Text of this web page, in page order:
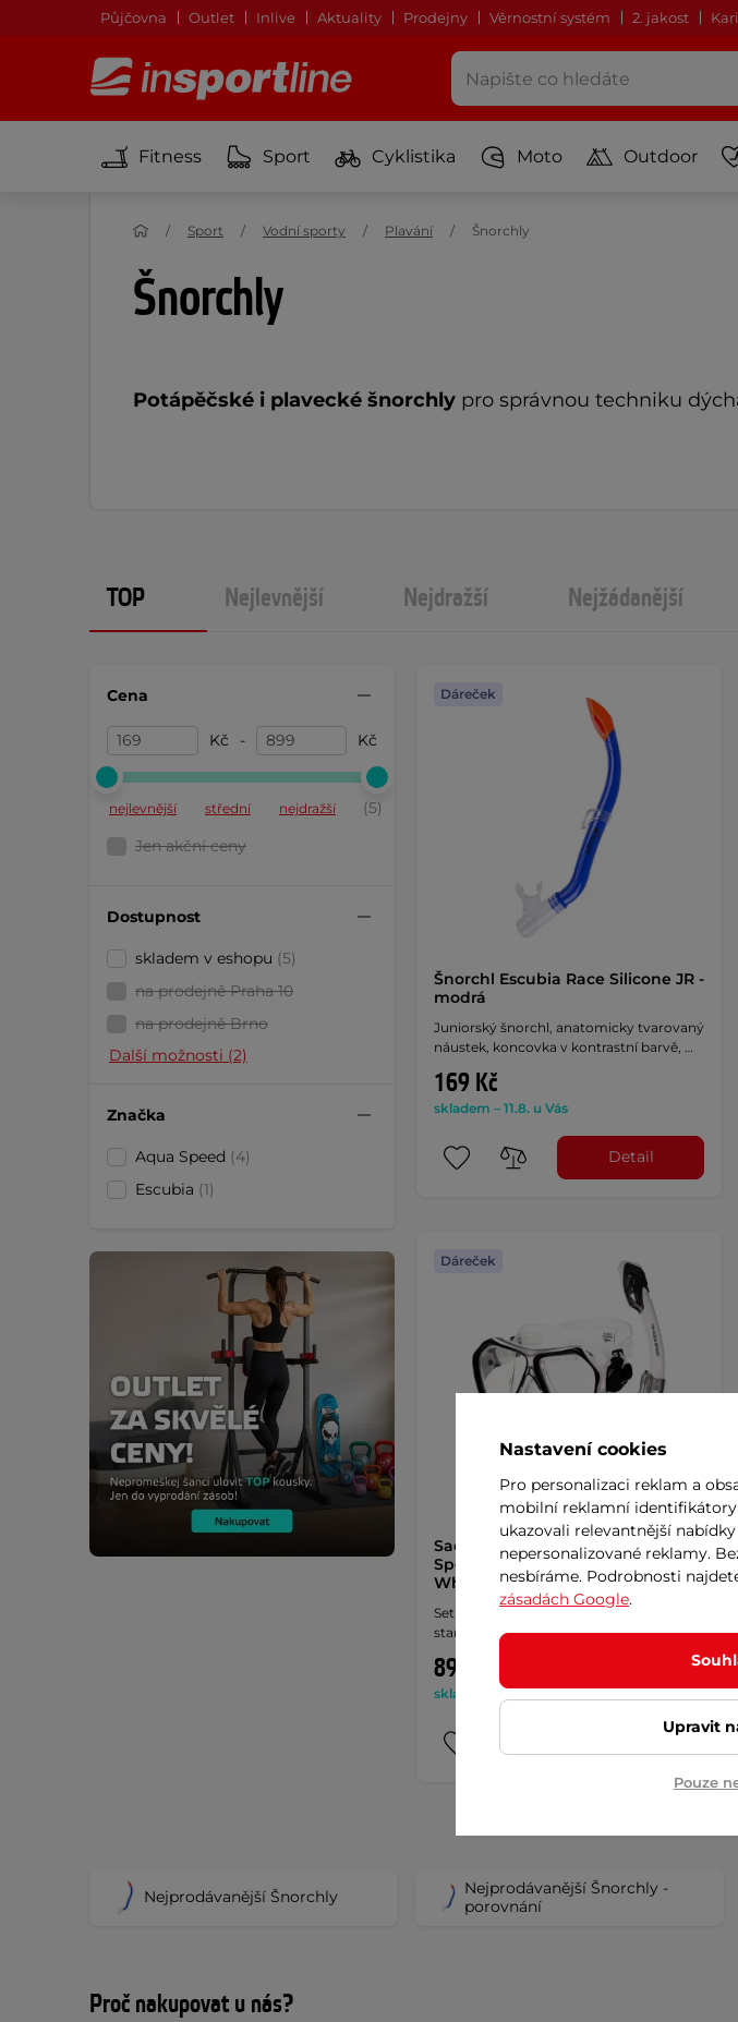
Půjčovna Outlet Inlive Aktuality Prodejny Věrnostní systém 2. jakost
Fitness Sport Cyklistika Moto Outdoor
Šnorchly
Potápěčské i plavecké šnorchly pro správnou techniku
Sport Vodní sporty Plavání Šnorchly
TOP Nejlevnější Nejdražší Nejžádanější
Cena
Kč - Kč
nejlevnější střední nejdražší
(5)
Jen akční ceny
Dostupnost
skladem v eshopu (5)
na prodejně Praha 10
na prodejně Brno
Další možnosti (2)
Značka
Aqua Speed (4)
Escubia (1)
Dáreček
Šnorchl Escubia Race Silicone JR -
modrá
Juniorský šnorchl, anatomicky tvarovaný
náustek, koncovka v kontrastní barvě, …
169 Kč
skladem – 11.8. u Vás
Detail
Dáreček
Sada na šnorchlování Aqua
Speed Blaze+Borneo -
White/Black
Set potápěčské masky a šnorchlu pro
starší juniory a dospělé!
899 Kč
skladem – 11.8. u Vás
Nejprodávanější Šnorchly
Nejprodávanější Šnorchly -
porovnání
Proč nakupovat u nás?
Nastavení cookies
Pro personalizaci reklam a
mobilní reklamní
ukazovali relevantnější
nepersonalizované reklamy.
nesbíráme. Podrobnosti
zásadách Google.
Upravit
Pouze